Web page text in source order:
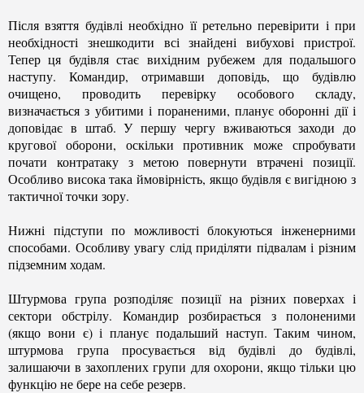
Після взяття будівлі необхідно її ретельно перевірити і при
необхідності знешкодити всі знайдені вибухові пристрої.
Тепер ця будівля стає вихідним рубежем для подальшого
наступу. Командир, отримавши доповідь, що будівлю
очищено, проводить перевірку особового складу,
визначається з убитими і пораненими, планує оборонні дії і
доповідає в штаб. У першу чергу вживаються заходи до
кругової оборони, оскільки противник може спробувати
почати контратаку з метою повернути втрачені позиції.
Особливо висока така ймовірність, якщо будівля є вигідною з
тактичної точки зору.
Нижні підступи по можливості блокуються інженерними
способами. Особливу увагу слід приділяти підвалам і різним
підземним ходам.
Штурмова група розподіляє позиції на різних поверхах і
сектори обстрілу. Командир розбирається з полоненими
(якщо вони є) і планує подальший наступ. Таким чином,
штурмова група просувається від будівлі до будівлі,
залишаючи в захоплених групи для охорони, якщо тільки цю
функцію не бере на себе резерв.